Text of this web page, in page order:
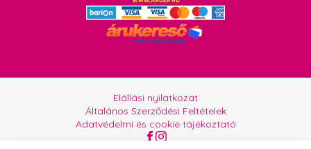
Elállási nyilatkozat
Általános Szerződési Feltételek
Adatvédelmi és cookie tájékoztató